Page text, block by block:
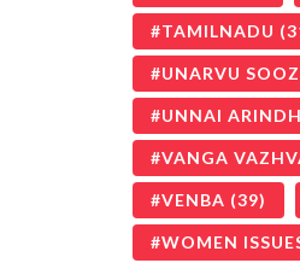
TAMILNADU
UNARVU
UNNAI
VANGA
VENBA (39)
WOMEN